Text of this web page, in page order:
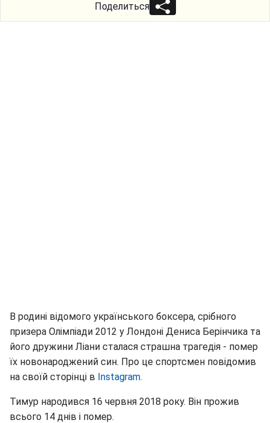
Поделиться
В родині відомого українського боксера, срібного
призера Олімпіади 2012 у Лондоні Дениса Берінчика та
його дружини Ліани сталася страшна трагедія - помер
їх новонароджений син. Про це спортсмен повідомив
на своїй сторінці в Instagram.
Тимур народився 16 червня 2018 року. Він прожив
всього 14 днів і помер.